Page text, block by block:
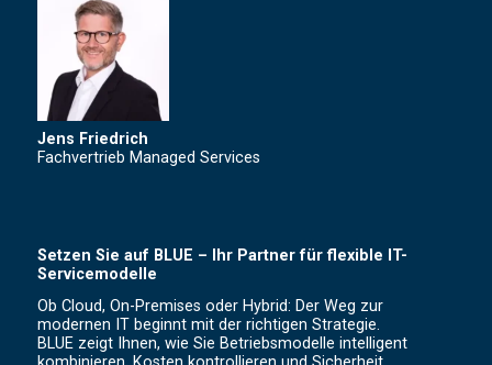
Jens Friedrich
Fachvertrieb Managed Services
Setzen Sie auf BLUE – Ihr Partner für flexible IT-
Servicemodelle
Ob Cloud, On-Premises oder Hybrid: Der Weg zur
modernen IT beginnt mit der richtigen Strategie.
BLUE zeigt Ihnen, wie Sie Betriebsmodelle intelligent